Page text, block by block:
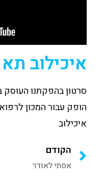
איכילוב
סרטון בהפקתנו
הופק עבור המכון
איכילוב
הקודם
אסתי לאודר